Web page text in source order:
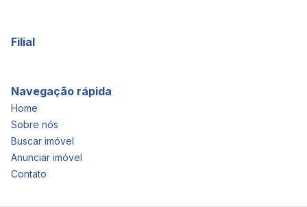
Filial
Navegação rápida
Home
Sobre nós
Buscar imóvel
Anunciar imóvel
Contato